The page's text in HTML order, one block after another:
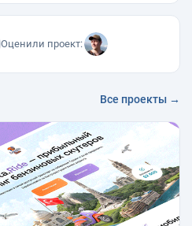
Оценили проект:
Все проекты →